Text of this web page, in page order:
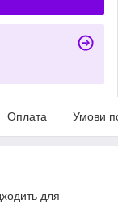
Оплата Умови
для